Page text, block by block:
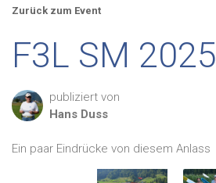
Zurück zum Event
F3L SM 2025
publiziert von
Hans Duss
Ein paar Eindrücke von diesem Anlass